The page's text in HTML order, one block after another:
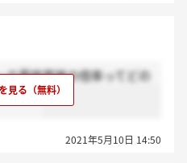
の最終面接の倍率ってどの
すか？
2021年5月10日 14:50